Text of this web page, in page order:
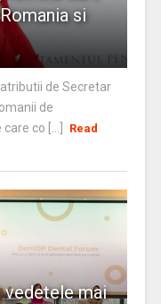
si
de Secretar
de
co [...]
Read
vedetele mai